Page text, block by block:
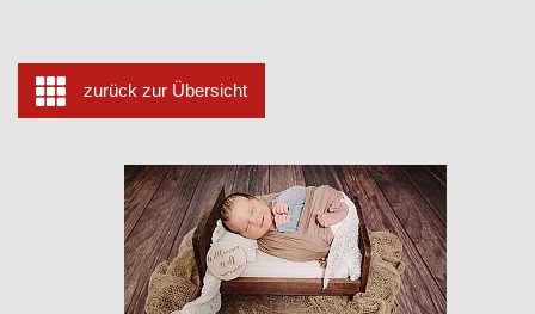
zurück zur Übersicht